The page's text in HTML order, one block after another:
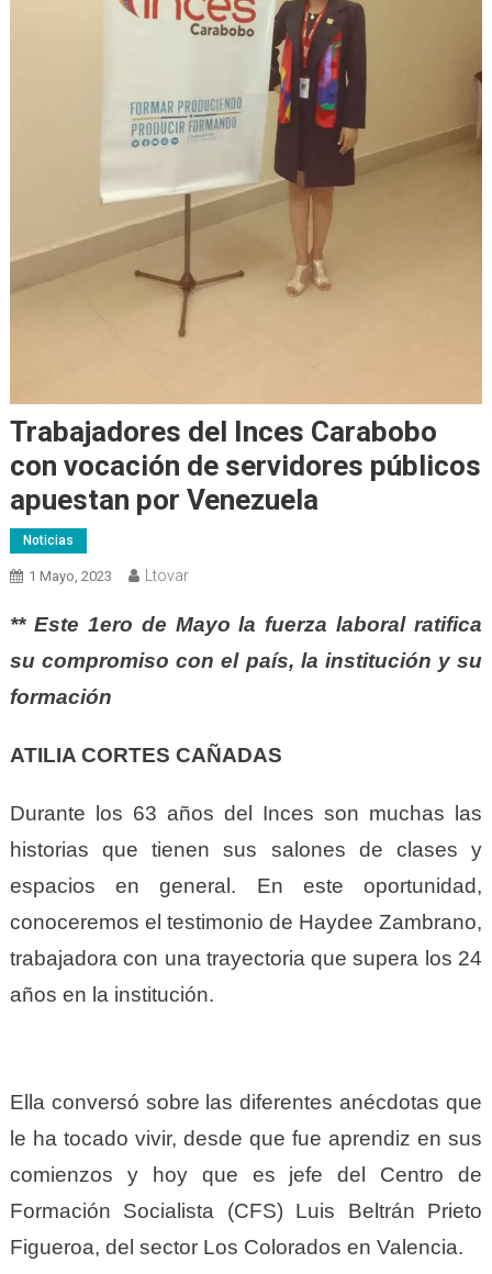
Trabajadores del Inces Carabobo
con vocación de servidores públicos
apuestan por Venezuela
Noticias
1 Mayo, 2023 Ltovar
** Este 1ero de Mayo la fuerza laboral ratifica
su compromiso con el país, la institución y su
formación
ATILIA CORTES CAÑADAS
Durante los 63 años del Inces son muchas las
historias que tienen sus salones de clases y
espacios en general. En este oportunidad,
conoceremos el testimonio de Haydee Zambrano,
trabajadora con una trayectoria que supera los 24
años en la institución.
Ella conversó sobre las diferentes anécdotas que
le ha tocado vivir, desde que fue aprendiz en sus
comienzos y hoy que es jefe del Centro de
Formación Socialista (CFS) Luis Beltrán Prieto
Figueroa, del sector Los Colorados en Valencia.